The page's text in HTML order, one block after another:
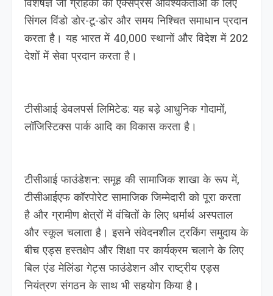
विशेषज्ञ जो ग्राहकों की एक्सप्रेस आवश्यकताओं के लिए
सिंगल विंडो डोर-टू-डोर और समय निश्चित समाधान प्रदान
करता है। यह भारत में 40,000 स्थानों और विदेश में 202
देशों में सेवा प्रदान करता है।
टीसीआई डेवलपर्स लिमिटेड: यह बड़े आधुनिक गोदामों,
लॉजिस्टिक्स पार्क आदि का विकास करता है।
टीसीआई फाउंडेशन: समूह की सामाजिक शाखा के रूप में,
टीसीआईएफ कॉरपोरेट सामाजिक जिम्मेदारी को पूरा करता
है और ग्रामीण क्षेत्रों में वंचितों के लिए धर्मार्थ अस्पताल
और स्कूल चलाता है। इसने संवेदनशील ट्रकिंग समुदाय के
बीच एड्स हस्तक्षेप और शिक्षा पर कार्यक्रम चलाने के लिए
बिल एंड मेलिंडा गेट्स फाउंडेशन और राष्ट्रीय एड्स
नियंत्रण संगठन के साथ भी सहयोग किया है।